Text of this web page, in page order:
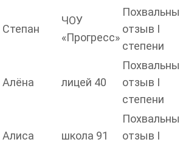
Степан
ЧОУ
«Прогресс»
отзыв I
степени
Алёна лицей 40
отзыв I
степени
Алиса школа 91
отзыв I